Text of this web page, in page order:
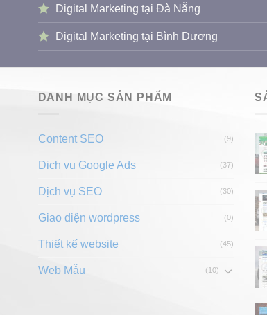
Digital Marketing tại Đà Nẵng
Digital Marketing tại Bình Dương
DANH MỤC SẢN PHẨM
Content SEO (9)
Dịch vụ Google Ads (37)
Dịch vụ SEO (30)
Giao diện wordpress (0)
Thiết kế website (45)
Web Mẫu (10)